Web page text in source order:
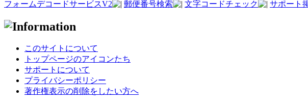
フォームデコードサービスV2 郵便番号検索 文字コードチェック サポート
このサイトについて
トップページのアイコンたち
サポートについて
プライバシーポリシー
著作権表示の削除をしたい方へ